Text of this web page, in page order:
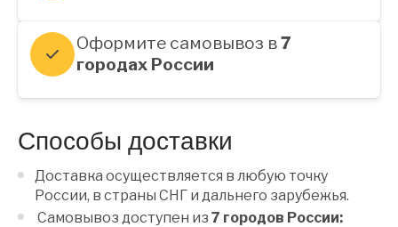
Оформите самовывоз в7
городах России
Способы доставки
Доставка осуществляется в любую точку
России, в страны СНГ и дальнего зарубежья.
Самовывоз доступен из 7 городов России: